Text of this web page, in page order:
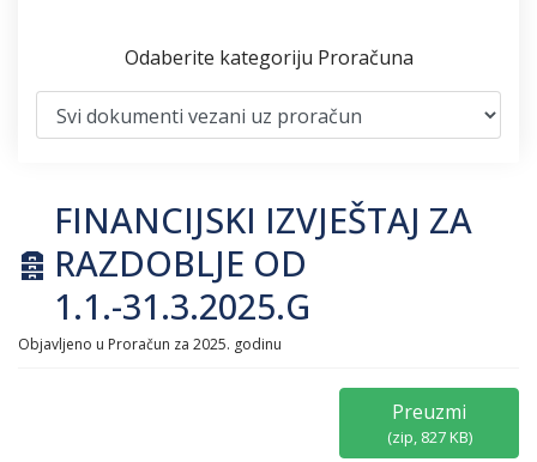
Odaberite kategoriju Proračuna
archive
FINANCIJSKI IZVJEŠTAJ ZA
RAZDOBLJE OD
1.1.-31.3.2025.G
Objavljeno u Proračun za 2025. godinu
Preuzmi
(zip, 827 KB)